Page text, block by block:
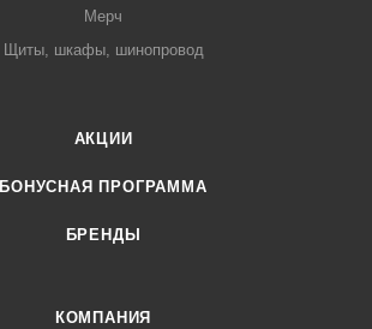
Мерч
Щиты, шкафы, шинопровод
АКЦИИ
БОНУСНАЯ ПРОГРАММА
БРЕНДЫ
КОМПАНИЯ